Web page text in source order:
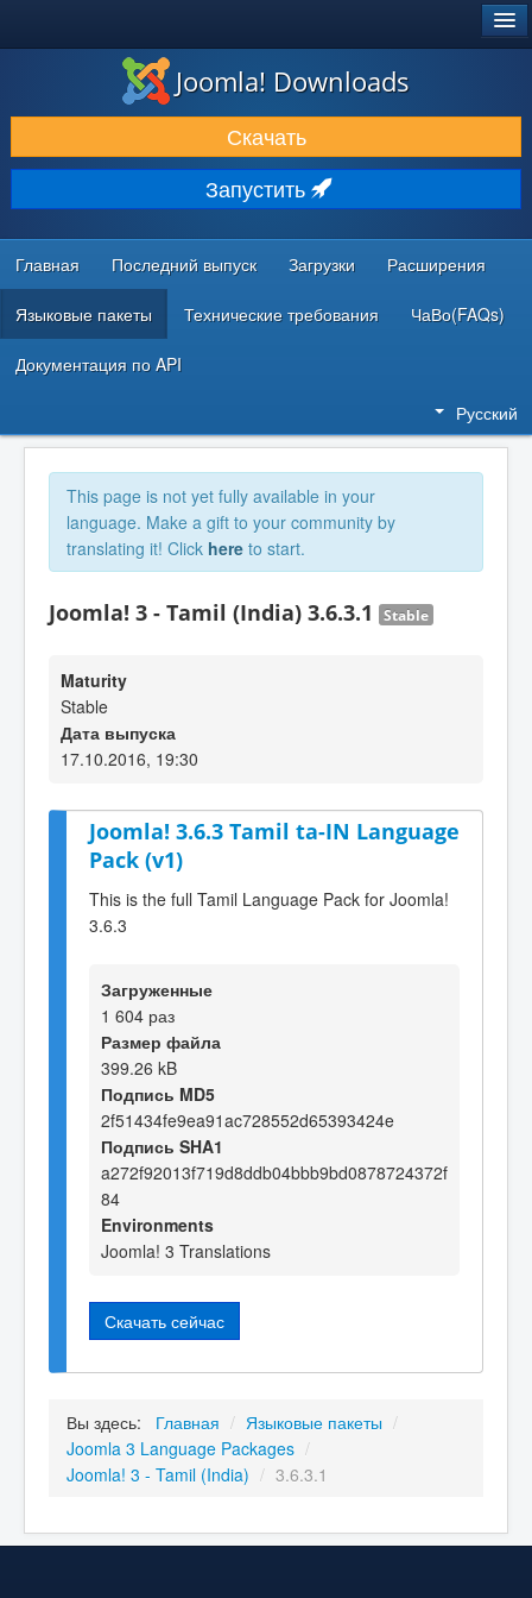
ЗАГРУЗКИ И РАСШИРЕНИЯ
ДОКУМЕНТАЦИЯ И ОБУЧЕНИЕ
СООБЩЕСТВО И ПОДДЕРЖКА
РЕСУРСЫ ДЛЯ РАЗРАБОТЧИКОВ
Joomla! Downloads
Скачать
Запустить
Главная Последний выпуск Загрузки Расширения
Языковые пакеты Технические требования ЧаВо(FAQs)
Документация по API
Русский
This page is not yet fully available in your
language. Make a gift to your community by
translating it! Click here to start.
Joomla! 3 - Tamil (India) 3.6.3.1 Stable
Maturity
Stable
Дата выпуска
17.10.2016, 19:30
Joomla! 3.6.3 Tamil ta-IN Language
Pack (v1)
This is the full Tamil Language Pack for Joomla!
3.6.3
Загруженные
1 604 раз
Размер файла
399.26 kB
Подпись MD5
2f51434fe9ea91ac728552d65393424e
Подпись SHA1
a272f92013f719d8ddb04bbb9bd0878724372f
84
Environments
Joomla! 3 Translations
Скачать сейчас
Вы здесь: Главная / Языковые пакеты /
Joomla 3 Language Packages /
Joomla! 3 - Tamil (India) / 3.6.3.1